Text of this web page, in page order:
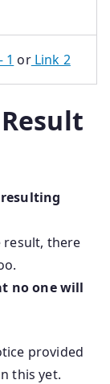
1 orLink 2
result, there
no one will
provided
this yet.